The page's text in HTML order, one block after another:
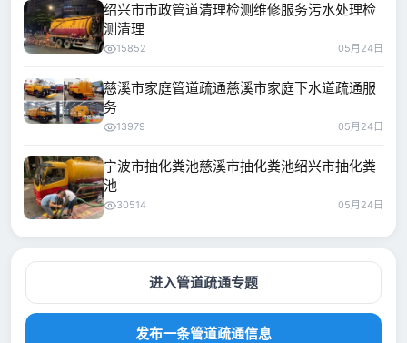
绍兴市市政管道清理检测维修服务污水处理检
测清理
15852 05月24日
慈溪市家庭管道疏通慈溪市家庭下水道疏通服
务
13979 05月24日
宁波市抽化粪池慈溪市抽化粪池绍兴市抽化粪
池
30514 05月24日
进入管道疏通专题
发布一条管道疏通信息